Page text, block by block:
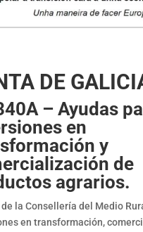
DE
– Ayudas
en
y
de
agrarios.
la Consellería del Medio
en transformación,